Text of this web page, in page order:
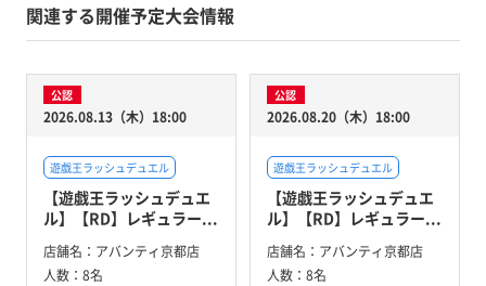
関連する開催予定大会情報
公認
2026.08.13（木）18:00
遊戯王ラッシュデュエル
【遊戯王ラッシュデュエ
ル】【RD】レギュラー...
店舗名： アバンティ京都店
人数： 8名
公認
2026.08.20（木）18:00
遊戯王ラッシュデュエル
【遊戯王ラッシュデュエ
ル】【RD】レギュラー...
店舗名： アバンティ京都店
人数： 8名